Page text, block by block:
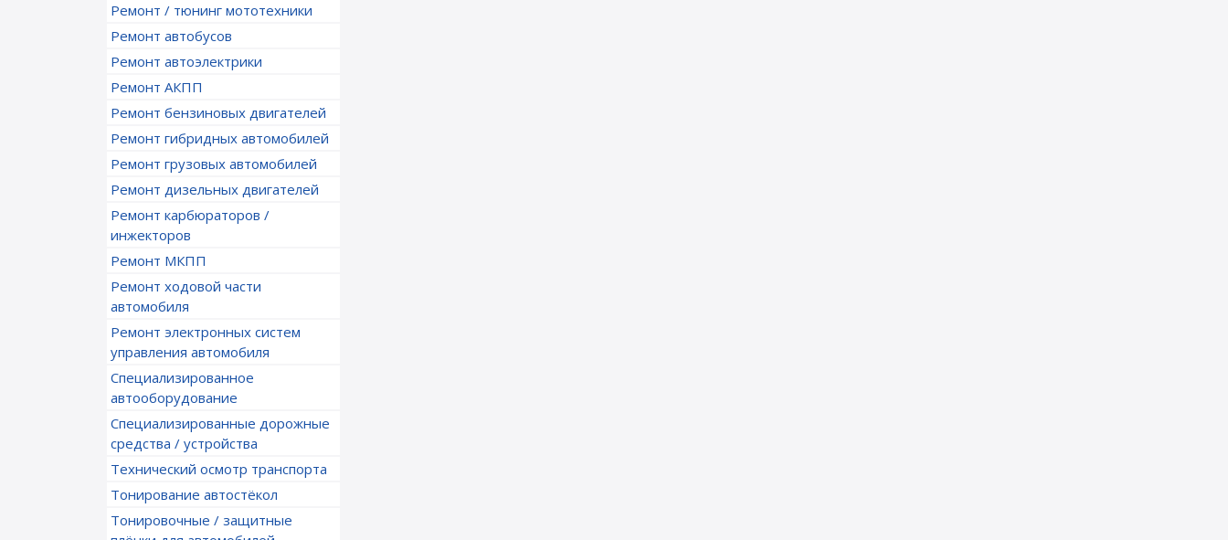
Ремонт / тюнинг мототехники
Ремонт автобусов
Ремонт автоэлектрики
Ремонт АКПП
Ремонт бензиновых двигателей
Ремонт гибридных автомобилей
Ремонт грузовых автомобилей
Ремонт дизельных двигателей
Ремонт карбюраторов /
инжекторов
Ремонт МКПП
Ремонт ходовой части
автомобиля
Ремонт электронных систем
управления автомобиля
Специализированное
автооборудование
Специализированные дорожные
средства / устройства
Технический осмотр транспорта
Тонирование автостёкол
Тонировочные / защитные